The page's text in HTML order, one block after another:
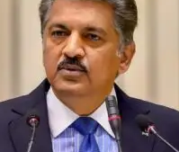
বিপুল বিনিয়োগ
মাহিন্দ্রার
জানিয়ে রাখি যে,